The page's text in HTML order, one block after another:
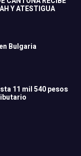
Y ATESTIGUA
Bulgaria
11 mil 540 pesos